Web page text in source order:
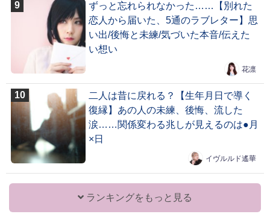
ずっと忘れられなかった……【別れた
恋人から届いた、5通のラブレター】思
い出/後悔と未練/気づいた本音/伝えた
い想い
花凛
二人は昔に戻れる？【生年月日で導く
復縁】あの人の未練、後悔、流した
涙……関係変わる兆しが見えるのは●月
×日
イヴルルド遙華
ランキングをもっと見る